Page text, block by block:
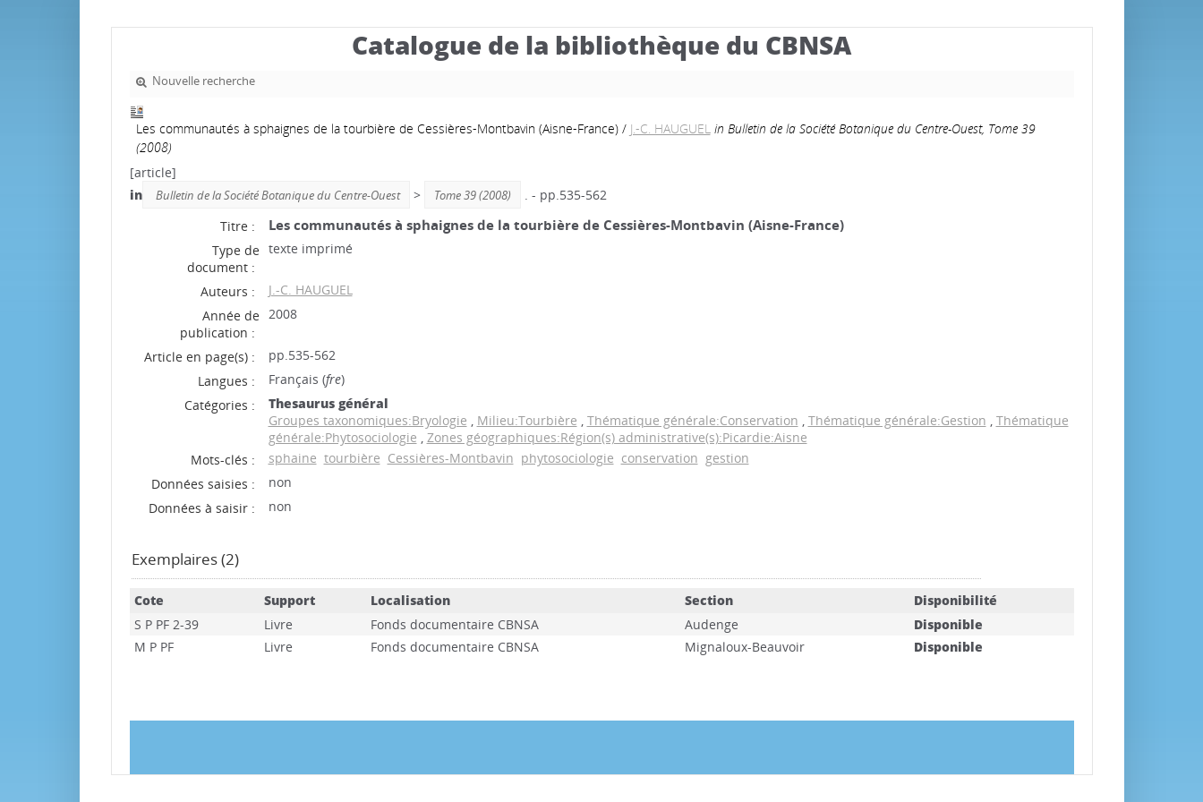
Catalogue de la bibliothèque du CBNSA
Nouvelle recherche
Les communautés à sphaignes de la tourbière de Cessières-Montbavin (Aisne-France)/ J.-C. HAUGUEL in Bulletin de la Société Botanique du Centre-Ouest, Tome 39
(2008)
[article]
in
Bulletin de la Société Botanique du Centre-Ouest > Tome 39 (2008)
. - pp.535-562
Titre :
Les communautés à sphaignes de la tourbière de Cessières-Montbavin (Aisne-France)
Type de
document :
texte imprimé
Auteurs :
J.-C. HAUGUEL
Année de
publication :
2008
Article en page(s) :
pp.535-562
Langues :
Français (fre)
Catégories :
Thesaurus général
Groupes taxonomiques:Bryologie , Milieu:Tourbière , Thématique générale:Conservation , Thématique générale:Gestion , Thématique
générale:Phytosociologie , Zones géographiques:Région(s) administrative(s):Picardie:Aisne
Mots-clés :
sphaine tourbière Cessières-Montbavin phytosociologie conservation gestion
Données saisies :
non
Données à saisir :
non
Exemplaires (2)
Cote Support Localisation Section
Disponibilité
S P PF 2-39
Livre Fonds documentaire CBNSA Audenge
Disponible
M P PF
Livre Fonds documentaire CBNSA Mignaloux-Beauvoir Disponible